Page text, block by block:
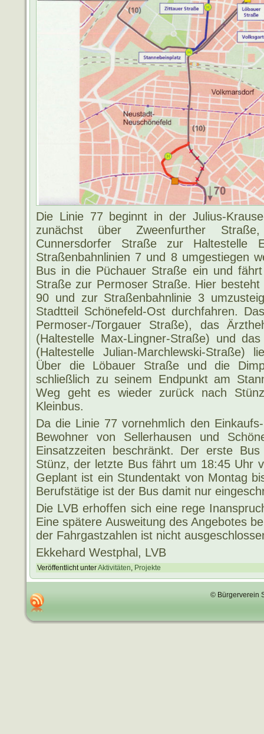
Die Linie 77 beginnt in der Julius-
zunächst über Zweenfurther
Cunnersdorfer Straße zur Haltestelle
Straßenbahnlinien 7 und 8 umgestiegen
Bus in die Püchauer Straße ein und
Straße zur Permoser Straße. Hier
90 und zur Straßenbahnlinie 3
Stadtteil Schönefeld-Ost durchfahren.
Permoser-/Torgauer Straße), das
(Haltestelle Max-Lingner-Straße) und
(Haltestelle Julian-Marchlewski-Straße)
Über die Löbauer Straße und die
schließlich zu seinem Endpunkt am
Weg geht es wieder zurück nach
Kleinbus.
Da die Linie 77 vornehmlich den
Bewohner von Sellerhausen und
Einsatzzeiten beschränkt. Der erste
Stünz, der letzte Bus fährt um 18:45 Uhr
Geplant ist ein Stundentakt von Montag
Berufstätige ist der Bus damit nur
Die LVB erhoffen sich eine rege
Eine spätere Ausweitung des Angebotes
der Fahrgastzahlen ist nicht
Ekkehard Westphal, LVB
Veröffentlicht unterAktivitäten, Projekte
© Bürgerverein